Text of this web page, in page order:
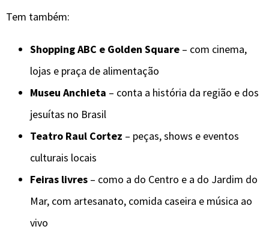
Tem também:
Shopping ABC e Golden Square – com cinema,
lojas e praça de alimentação
Museu Anchieta – conta a história da região e dos
jesuítas no Brasil
Teatro Raul Cortez – peças, shows e eventos
culturais locais
Feiras livres – como a do Centro e a do Jardim do
Mar, com artesanato, comida caseira e música ao
vivo